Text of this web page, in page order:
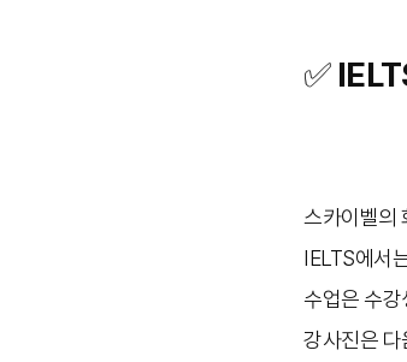
✅
스카이벨의
IELTS에서
수업은 수강
강사진은 다